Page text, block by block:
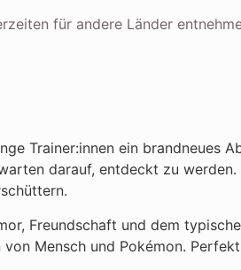
für andere Länder
Trainer:innen ein brandneues
darauf, entdeckt zu
Freundschaft und dem
Mensch und Pokémon.